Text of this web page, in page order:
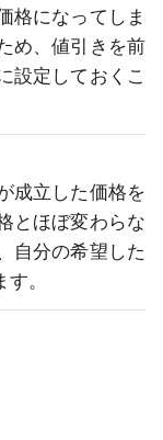
格になってしま
め、値引きを前
設定しておくこ
成立した価格を
とほぼ変わらな
自分の希望した
。